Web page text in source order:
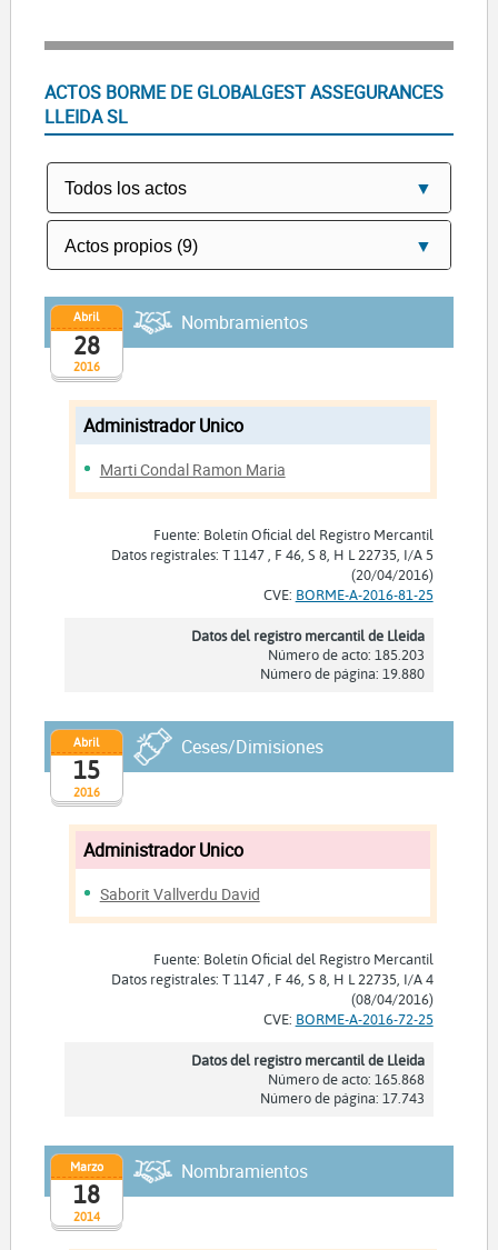
ACTOS BORME DE GLOBALGEST ASSEGURANCES
LLEIDA SL
2016
Abril
28
Nombramientos
Administrador Unico
Marti Condal Ramon Maria
Fuente: Boletín Oficial del Registro Mercantil
Datos registrales: T 1147 , F 46, S 8, H L 22735, I/A 5
(20/04/2016)
CVE: BORME-A-2016-81-25
Datos del registro mercantil de Lleida
Número de acto: 185.203
Número de página: 19.880
2016
Abril
15
Ceses/Dimisiones
Administrador Unico
Saborit Vallverdu David
Fuente: Boletín Oficial del Registro Mercantil
Datos registrales: T 1147 , F 46, S 8, H L 22735, I/A 4
(08/04/2016)
CVE: BORME-A-2016-72-25
Datos del registro mercantil de Lleida
Número de acto: 165.868
Número de página: 17.743
2014
Marzo
18
Nombramientos